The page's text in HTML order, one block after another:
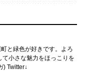
と緑色が好きです。よろ
小さな魅力をほっこりを
) Twitter↓